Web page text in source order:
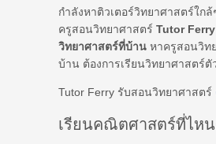
กำลังหาติวเตอร์วิทยาศาสตร์ใก
ครูสอนวิทยาศาสตร์ Tutor
วิทยาศาสตร์ที่บ้าน หาครูสอนวิท
บ้าน ต้องการเรียนวิทยาศาสตร์ตั
Tutor Ferry รับสอนวิทยาศาสตร์
เรียนคณิตศาสตร์ที่ไห